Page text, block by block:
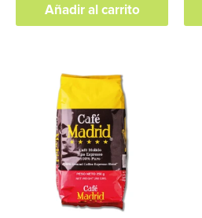
Añadir al carrito